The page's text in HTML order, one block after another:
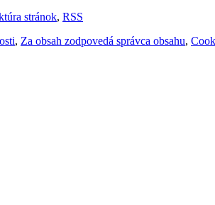
stránok, RSS
, Za obsah zodpovedá správca obsahu,